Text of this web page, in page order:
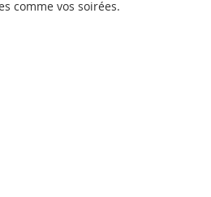
comme vos soirées.